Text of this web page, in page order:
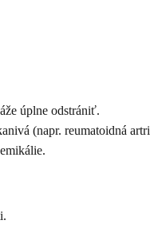
úplne odstrániť.
(napr. reumatoidná